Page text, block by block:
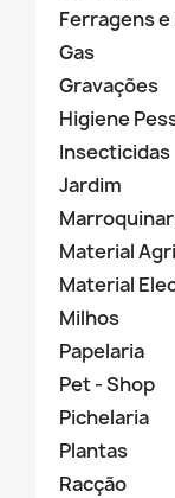
Ferragens
Gas
Gravações
Higiene
Insecticidas
Jardim
Material
Material
Milhos
Papelaria
Pet - Shop
Pichelaria
Plantas
Racção